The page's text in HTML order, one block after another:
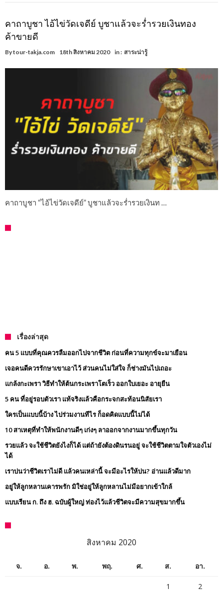
คาถาบูชา ไอ้ไข่วัดเจดีย์ บูชาแล้วจะร่ำรวยเงินทอง
ค้าขายดี
Bytour-takja.com 18th สิงหาคม 2020 in : สาระน่ารู้
คาถาบูชา “ไอ้ไข่วัดเจดีย์” บูชาแล้วจะร่ำรวยเงินท …
เรื่องล่าสุด
คน 5 แบบที่คุณควรลืมออกไปจากชีวิต ก่อนที่ความทุกข์จะมาเยือน
เจอคนดีควรรักษาเขาเอาไว้ ส่วนคนไม่ใส่ใจ ก็ช่างมันไปเถอะ
แกล้งกะเพรา วิธีทำให้ต้นกระเพราโตเร็ว ออกใบเยอะ อายุยืน
5 คน ที่อยู่รอบตัวเรา แท้จริงแล้วคือกระจกสะท้อนนิสัยเรา
ใครเป็นแบบนี้บ้าง ไปร่วมงานทีไร ก็อดคิดแบบนี้ไม่ได้
10 สาเหตุที่ทำให้พนักงานดีๆ เก่งๆ ลาออกจากงานมากขึ้นทุกวัน
รวยแล้ว จะใช้ชีวิตยังไงก็ได้ แต่ถ้ายังต้องดินรนอยู่ จะใช้ชีวิตตามใจตัวเองไม่
ได้
เราบ่นว่าชีวิตเราไม่ดี แล้วคนเหล่านี้ จะมีอะไรให้บ่น? อ่านแล้วดีมาก
อยู่ให้ลูกหลานเคารพรัก มิใช่อยู่ให้ลูกหลานไม่มีอยากเข้าใกล้
แบบเรียน ก. ถึง ฮ. ฉบับผู้ใหญ่ ท่องไว้แล้วชีวิตจะมีความสุขมากขึ้น
สิงหาคม 2020
จ. อ. พ. พฤ. ศ. ส. อา.
1 2